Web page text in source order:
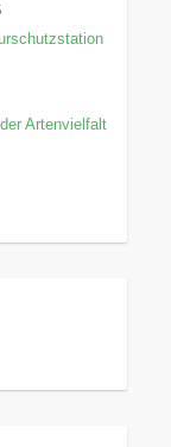
Artenvielfalt